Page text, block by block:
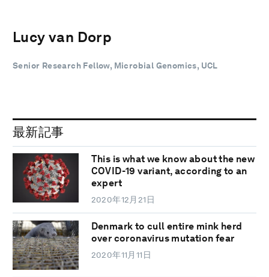
Lucy van Dorp
Senior Research Fellow, Microbial Genomics, UCL
最新記事
This is what we know about the new
COVID-19 variant, according to an
expert
2020年12月21日
Denmark to cull entire mink herd
over coronavirus mutation fear
2020年11月11日